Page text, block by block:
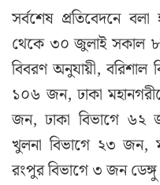
সর্বশেষ প্রতিবেদনে
থেকে ৩০ জুলাই সকাল
বিবরণ অনুযায়ী, বরিশাল
১০৬ জন, ঢাকা
জন, ঢাকা বিভাগে ৬২
খুলনা বিভাগে ২৩ জন,
রংপুর বিভাগে ৩ জন ডেঙ্গু